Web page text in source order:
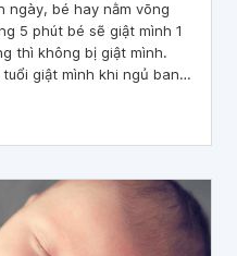
ngày, bé hay nằm võng
5 phút bé sẽ giật mình 1
thì không bị giật mình.
giật mình khi ngủ ban